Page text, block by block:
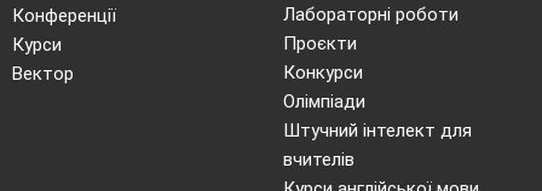
Конференції
Курси
Вектор
Лабораторні роботи
Проєкти
Конкурси
Олімпіади
Штучний інтелект для
вчителів